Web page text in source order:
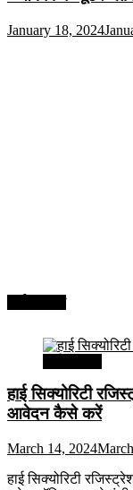
January 18, 2024
हाई सिक्योरिटी
आवेदन कैसे करें
March 14, 2024
हाई सिक्योरिटी